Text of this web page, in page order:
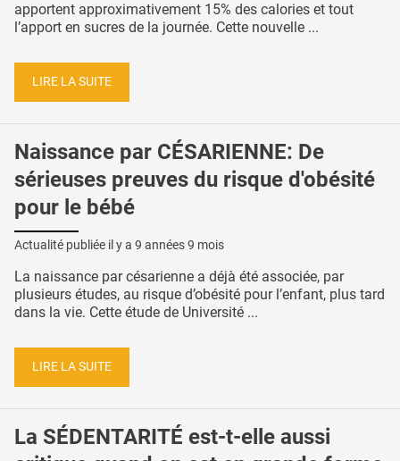
apportent approximativement 15% des calories et tout
l’apport en sucres de la journée. Cette nouvelle ...
LIRE LA SUITE
Naissance par CÉSARIENNE: De
sérieuses preuves du risque d'obésité
pour le bébé
Actualité publiée il y a 9 années 9 mois
La naissance par césarienne a déjà été associée, par
plusieurs études, au risque d’obésité pour l’enfant, plus tard
dans la vie. Cette étude de Université ...
LIRE LA SUITE
La SÉDENTARITÉ est-t-elle aussi